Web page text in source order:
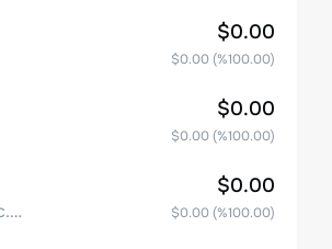
$0.00
$0.00(%100.00)
$0.00
$0.00(%100.00)
Alphabet Inc. Class A Common Stock
$0.00
$0.00(%100.00)